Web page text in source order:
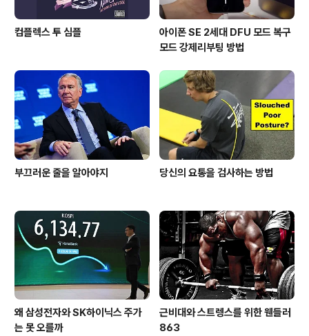
컴플렉스 투 심플
아이폰 SE 2세대 DFU 모드 복구
모드 강제리부팅 방법
부끄러운 줄을 알아야지 당신의 요통을 검사하는 방법
왜 삼성전자와 SK하이닉스 주가
는 못 오를까
근비대와 스트렝스를 위한 웬들러
863